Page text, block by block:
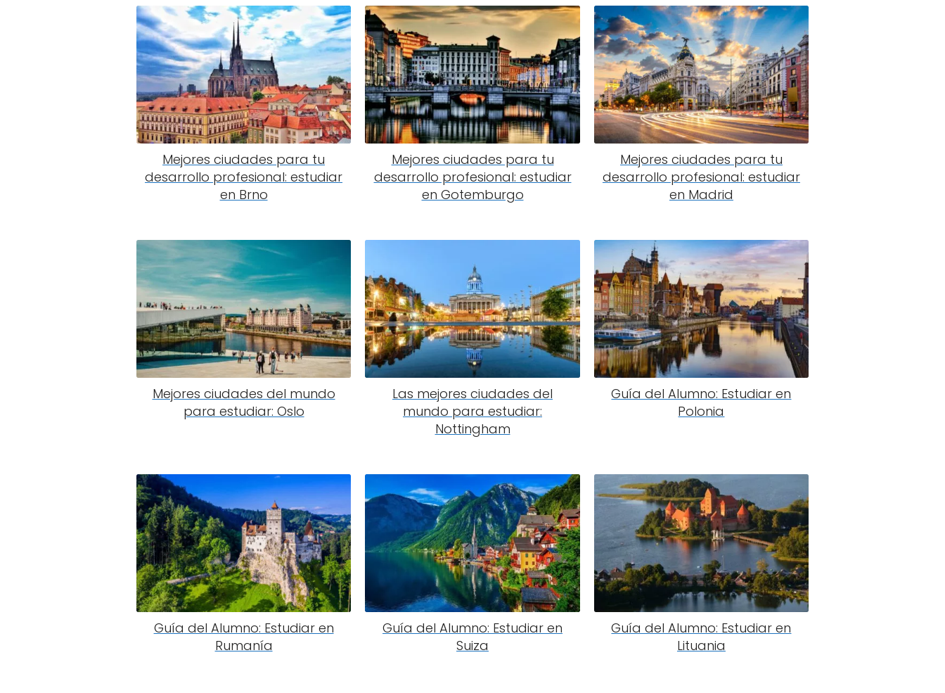
Mejores ciudades para tu
desarrollo profesional: estudiar
en Brno
Mejores ciudades para tu
desarrollo profesional: estudiar
en Gotemburgo
Mejores ciudades para tu
desarrollo profesional: estudiar
en Madrid
Mejores ciudades del mundo
para estudiar: Oslo
Las mejores ciudades del
mundo para estudiar:
Nottingham
Guía del Alumno: Estudiar en
Polonia
Guía del Alumno: Estudiar en
Rumanía
Guía del Alumno: Estudiar en
Suiza
Guía del Alumno: Estudiar en
Lituania